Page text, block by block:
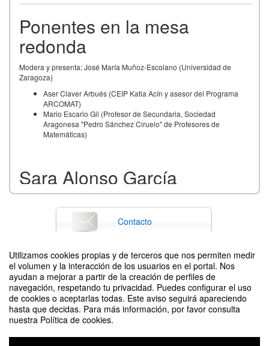
Utilizamos cookies propias y de terceros que nos permiten medir
el volumen y la interacción de los usuarios en el portal. Nos
ayudan a mejorar a partir de la creación de perfiles de
navegación, respetando tu privacidad. Puedes configurar el uso
de cookies o aceptarlas todas. Este aviso seguirá apareciendo
hasta que decidas. Para más información, por favor consulta
nuestra Política de cookies.
Ponentes en la mesa
redonda
Modera y presenta: José María Muñoz-Escolano (Universidad de
Zaragoza)
Aser Claver Arbués (CEIP Katia Acín y asesor del Programa
ARCOMAT)
Mario Escario Gil (Profesor de Secundaria, Sociedad
Aragonesa "Pedro Sánchez Ciruelo" de Profesores de
Matemáticas)
Sara Alonso García
Universidad de Zaragoza. Ganadora del premio a mejor TFG
en Educación Matemática en la II Edición de los Premios TFG
y TFM de la Cátedra Math Bits de Educación Matemática de la
Educativas Especiales».
Contacto
Difunde tu evento poniendo el siguiente código en tu sitio